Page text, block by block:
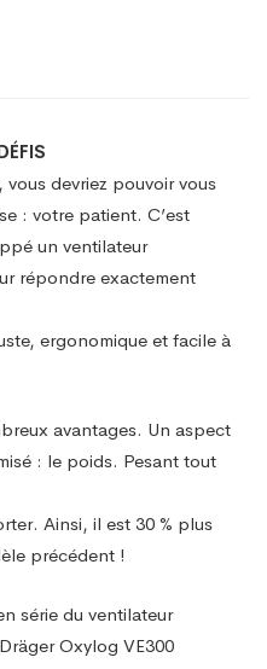
devriez pouvoir vous
: votre patient. C’est
un ventilateur
répondre exactement
ergonomique et facile à
avantages. Un aspect
: le poids. Pesant tout
Ainsi, il est 30 % plus
précédent !
série du ventilateur
Oxylog VE300